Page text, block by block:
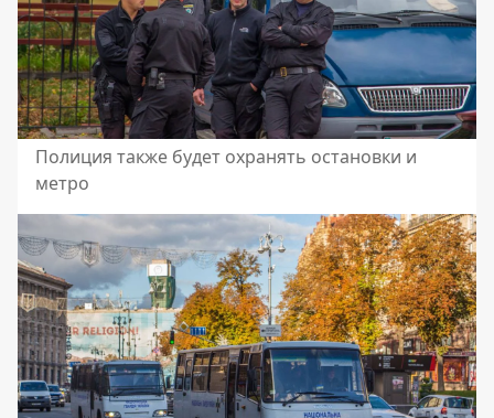
Полиция также будет охранять остановки и
метро